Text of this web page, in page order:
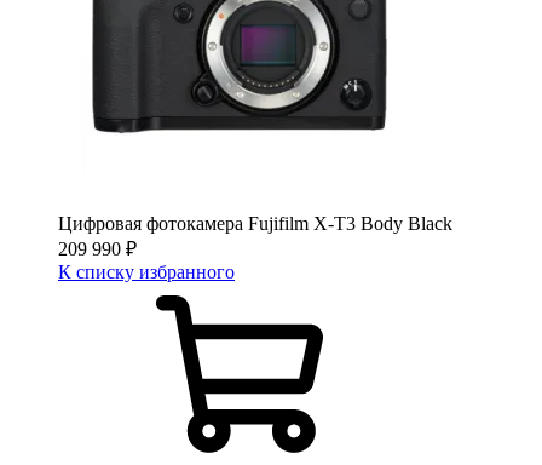
Цифровая фотокамера Fujifilm X-T3 Body Black
209 990 ₽
К списку избранного